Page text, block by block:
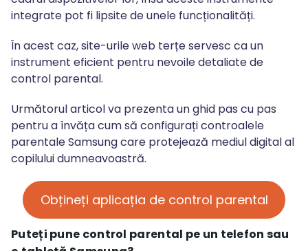
integrate pot fi lipsite de unele funcționalități.
În acest caz, site-urile web terțe servesc ca un
instrument eficient pentru nevoile detaliate de
control parental.
Următorul articol va prezenta un ghid pas cu pas
pentru a învăța cum să configurați controalele
parentale Samsung care protejează mediul digital al
copilului dumneavoastră.
Obțineți aplicația de control parental
Puteți pune control parental pe un telefon sau